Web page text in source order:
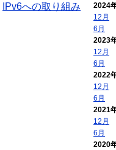
IPv6への取り組み
2024
12月
6月
2023
12月
6月
2022
12月
6月
2021
12月
6月
2020